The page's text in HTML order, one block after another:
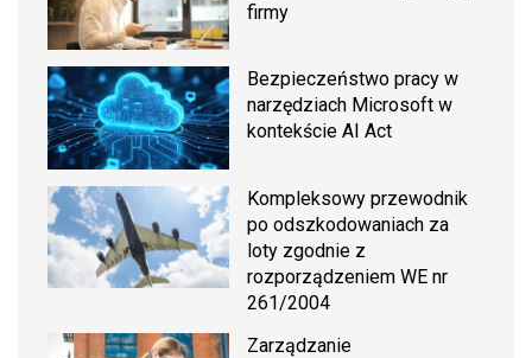
firmy
Bezpieczeństwo pracy w
narzędziach Microsoft w
kontekście AI Act
Kompleksowy przewodnik
po odszkodowaniach za
loty zgodnie z
rozporządzeniem WE nr
261/2004
Zarządzanie